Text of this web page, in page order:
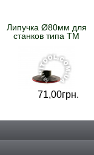
Липучка Ø80мм для
станков типа ТМ
71,00грн.